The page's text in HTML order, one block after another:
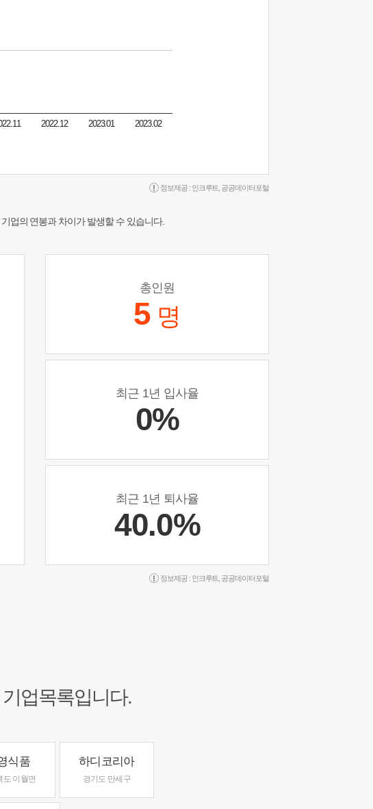
2022.12 2023.01 2023.02
정보제공 : 인크루트 공공데이터포털
업의 연봉과 차이가 발생할 수 있습니다.
총인원
5 명
최근 1년 입사율
0%
최근 1년 퇴사율
40.0%
정보제공 : 인크루트 공공데이터포털
업목록입니다.
식품
도 이월면
하디코리아
경기도 만세구